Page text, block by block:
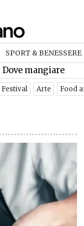
SPORT & BENESSERE
Dove mangiare
Festival Arte Food